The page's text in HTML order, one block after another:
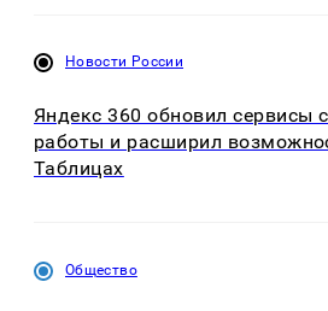
Новости России
Яндекс 360 обновил сервисы
работы и расширил
Таблицах
Общество